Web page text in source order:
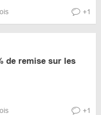
+1
de remise sur les
+1